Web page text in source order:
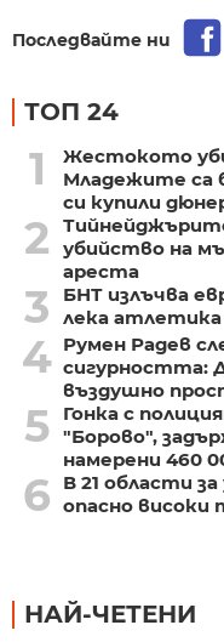
Последвайте ни
ТОП 24
1
Жестокото
Младежите са
си купили
2
убийство на
ареста
3
БНТ излъчва
лека
4 Румен Радев
сигурността:
въздушно
5
Гонка с
"Борово",
намерени 460
6
В 21 области
опасно
НАЙ-ЧЕТЕНИ